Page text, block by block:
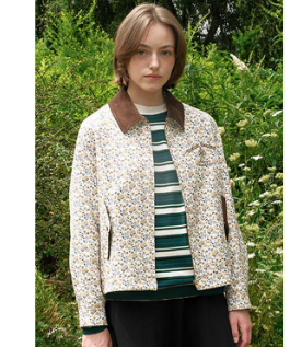
【支払い方法の説明】
1. 分割払いの金額は電信請求書に統合され
締め日後に支払いリマインダーのSMSを送信
2. SMSのリンクを通じて請求書を開いた後
大直営店舗／銀行振込／街口支払い／
支払いを選択できます。
【注意事項】
1. 本サービスは「台湾大哥大株式会社」（
って提供され、ユーザーが取引時に本サー
購入できるようにし、店舗が売買／分割払
後、契約に基づいて当社の請求書で帳款を
2. 「OP Pay Later」を利用する契約関係の
情報（名前、電話または住所を含む）を台
および利用するために、当社があなた本人
認、照合および修正を行います。
3. 完全なユーザーサービス規約については
グでお支払いください。
代金納付期限は最短で 14 日以内ですので、
リをダウンロードして AFTEE 会員になる
まで延長できます。
お支払期限は、ショップが請求した期日と
とに計算されます。AFTEEで注文すると、
を延長できますが、商品を期限内に受け取
約商品や商品到着日が比較的遅い商品）。
わらず、AFTEEで指定された期限内にお支
二、支払い限度額
1.初回 AFTEEを ご利用の際に、認証結果及
き、限度額が設定されます。
2.決済金額は最低NT$20です。
3.現在、台湾の会員のみご利用いただけます
送料無料
萊爾富取貨付款
送料無料
付款後萊爾富取貨
送料無料
7-11取貨付款
送料無料
付款後7-11取貨
送料無料
宅配